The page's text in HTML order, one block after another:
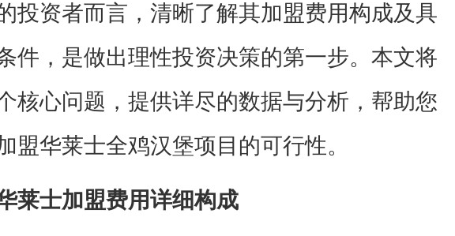
投资者而言，清晰了解其加盟费用构成及具
件，是做出理性投资决策的第一步。本文将
核心问题，提供详尽的数据与分析，帮助您
盟华莱士全鸡汉堡项目的可行性。
莱士加盟费用详细构成